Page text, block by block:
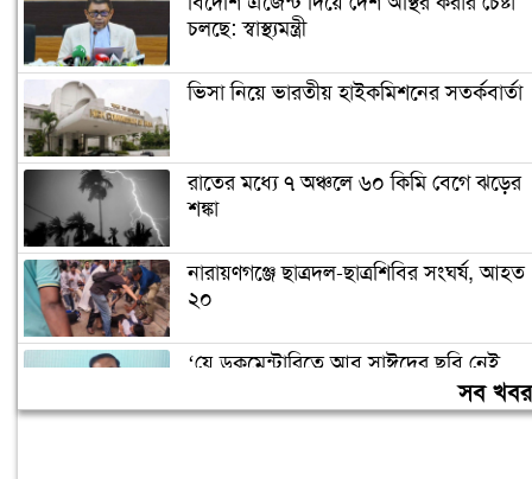
চলছে: স্বাস্থ্যমন্ত্রী
ভিসা নিয়ে ভারতীয় হাইকমিশনের সতর্কবার্তা
রাতের মধ্যে ৭ অঞ্চলে ৬০ কিমি বেগে ঝড়ের
শঙ্কা
নারায়ণগঞ্জে ছাত্রদল-ছাত্রশিবির সংঘর্ষ, আহত
২০
‘যে ডকুমেন্টারিতে আবু সাঈদের ছবি নেই,
সব